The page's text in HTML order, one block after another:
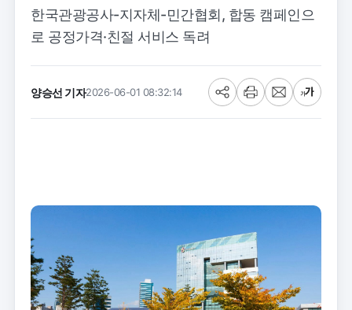
한국관광공사-지자체-민간협회, 합동 캠페인으
로 공정가격·친절 서비스 독려
양승선 기자2026-06-01 08:32:14
공
유
프
린
메
일
글
씨